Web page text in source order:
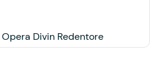
Divin Redentore